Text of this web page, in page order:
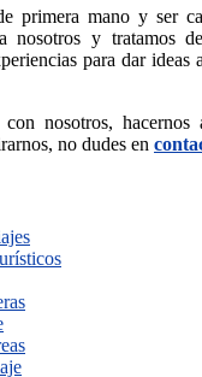
primera mano y ser
nosotros y tratamos
para dar ideas
nosotros, hacernos
no dudes en